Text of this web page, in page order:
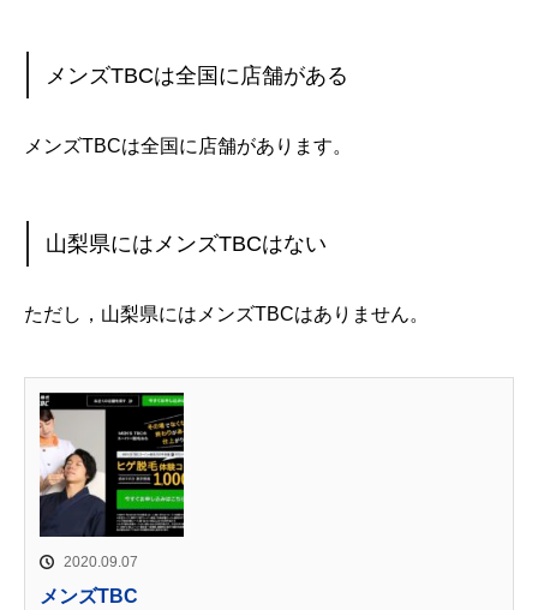
メンズTBCは全国に店舗がある
メンズTBCは全国に店舗があります。
山梨県にはメンズTBCはない
ただし，山梨県にはメンズTBCはありません。
2020.09.07
メンズTBC